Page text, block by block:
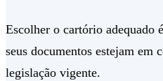
Escolher o cartório adequado
seus documentos estejam em
legislação vigente.